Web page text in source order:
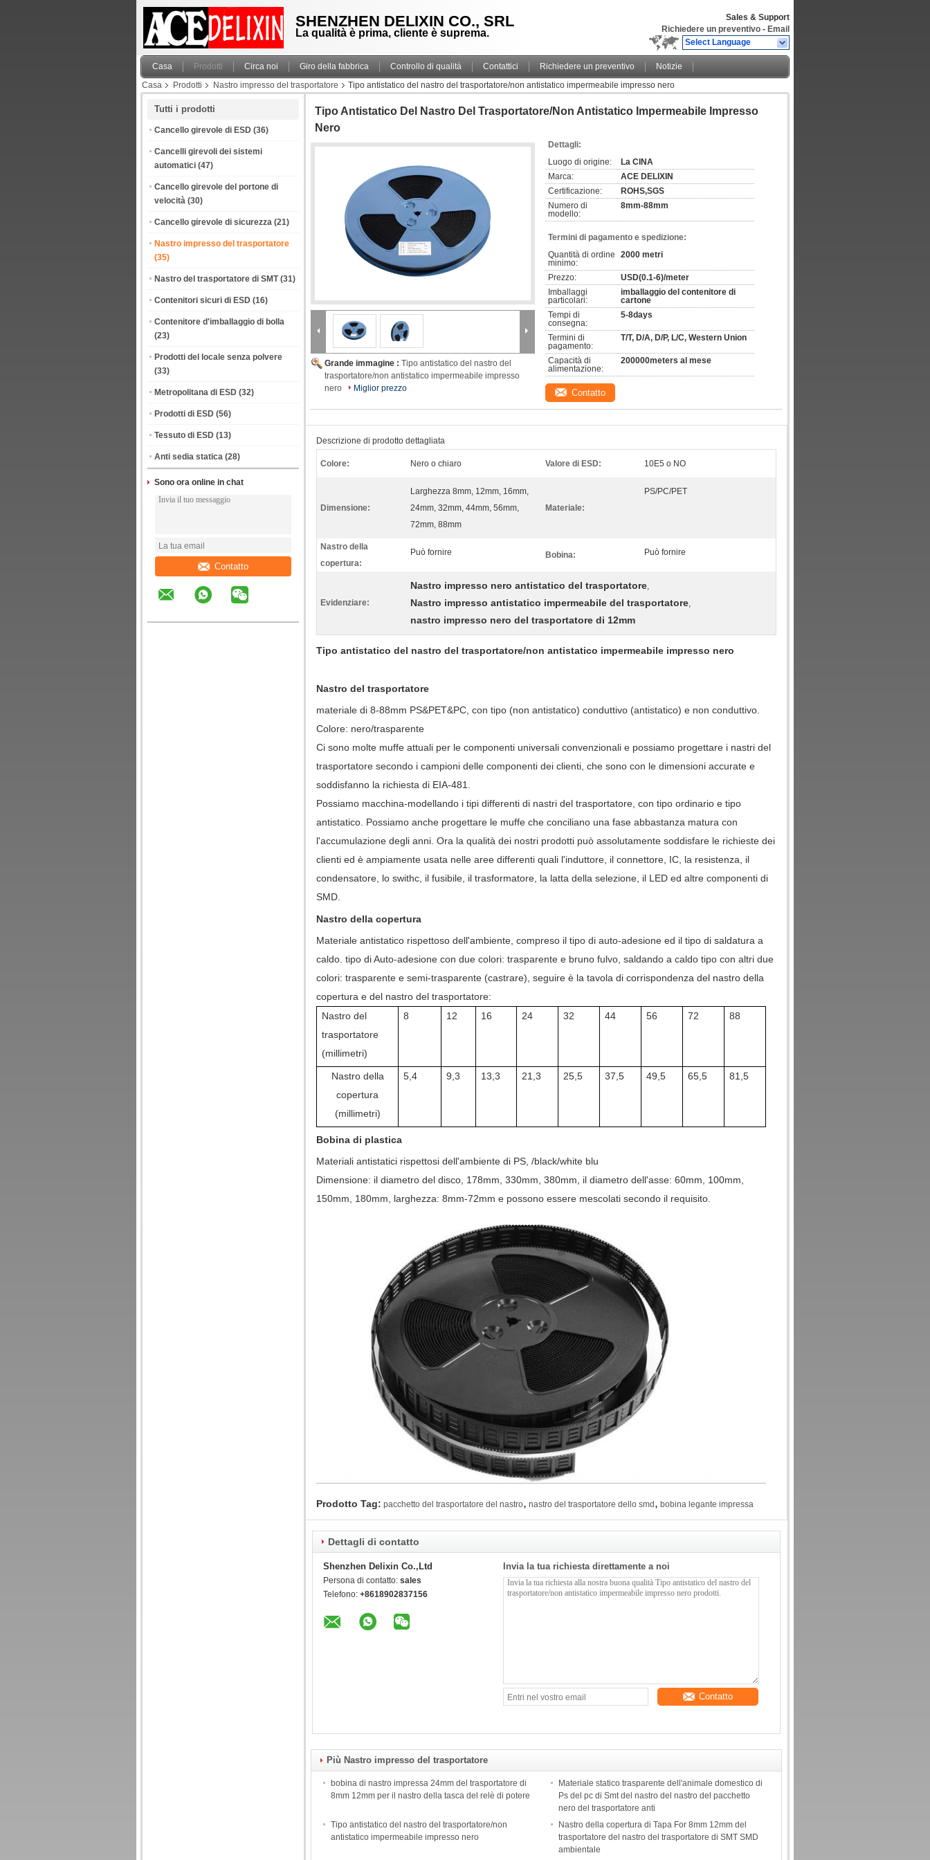
SHENZHEN DELIXIN CO., SRL
La qualità è prima, cliente è suprema.
Sales & Support
Richiedere un preventivo - Email
Select Language
Casa Prodotti Circa noi Giro della fabbrica Controllo di qualità Contattici Richiedere un preventivo
Notizie
Casa
Prodotti Nastro impresso del trasportatore Tipo antistatico del nastro del trasportatore/non antistatico impermeabile impresso nero
Tutti i prodotti
Cancello girevole di ESD (36)
Cancelli girevoli dei sistemi
automatici (47)
Cancello girevole del portone di
velocità (30)
Cancello girevole di sicurezza (21)
Nastro impresso del trasportatore
(35)
Nastro del trasportatore di SMT (31)
Contenitori sicuri di ESD (16)
Contenitore d'imballaggio di bolla
(23)
Prodotti del locale senza polvere
(33)
Metropolitana di ESD (32)
Prodotti di ESD (56)
Tessuto di ESD (13)
Anti sedia statica (28)
Sono ora online in chat
Contatto
Tipo Antistatico Del Nastro Del Trasportatore/non Antistatico Impermeabile Impresso
Nero
Grande immagine : Tipo antistatico del nastro del
trasportatore/non antistatico impermeabile impresso
nero
Miglior prezzo
Dettagli:
Luogo di origine:
La CINA
Marca:
ACE DELIXIN
Certificazione:
ROHS,SGS
Numero di
modello:
8mm-88mm
Termini di pagamento e spedizione:
Quantità di ordine
minimo:
2000 metri
Prezzo:
USD(0.1-6)/meter
Imballaggi
particolari:
imballaggio del contenitore di
cartone
Tempi di
consegna:
5-8days
Termini di
pagamento:
T/T, D/A, D/P, L/C, Western Union
Capacità di
alimentazione:
200000meters al mese
Contatto
Descrizione di prodotto dettagliata
Colore: Nero o chiaro Valore di ESD: 10E5 o NO
Dimensione:
Larghezza 8mm, 12mm, 16mm,
24mm, 32mm, 44mm, 56mm,
72mm, 88mm
Materiale:
PS/PC/PET
Nastro della
copertura:
Può fornire Bobina: Può fornire
Evidenziare:
Nastro impresso nero antistatico del trasportatore,
Nastro impresso antistatico impermeabile del trasportatore,
nastro impresso nero del trasportatore di 12mm
Tipo antistatico del nastro del trasportatore/non antistatico impermeabile impresso nero
Nastro del trasportatore
materiale di 8-88mm PS&PET&PC, con tipo (non antistatico) conduttivo (antistatico) e non conduttivo.
Colore: nero/trasparente
Ci sono molte muffe attuali per le componenti universali convenzionali e possiamo progettare i nastri del
trasportatore secondo i campioni delle componenti dei clienti, che sono con le dimensioni accurate e
soddisfanno la richiesta di EIA-481.
Possiamo macchina-modellando i tipi differenti di nastri del trasportatore, con tipo ordinario e tipo
antistatico. Possiamo anche progettare le muffe che conciliano una fase abbastanza matura con
l'accumulazione degli anni. Ora la qualità dei nostri prodotti può assolutamente soddisfare le richieste dei
clienti ed è ampiamente usata nelle aree differenti quali l'induttore, il connettore, IC, la resistenza, il
condensatore, lo swithc, il fusibile, il trasformatore, la latta della selezione, il LED ed altre componenti di
SMD.
Nastro della copertura
Materiale antistatico rispettoso dell'ambiente, compreso il tipo di auto-adesione ed il tipo di saldatura a
caldo. tipo di Auto-adesione con due colori: trasparente e bruno fulvo, saldando a caldo tipo con altri due
colori: trasparente e semi-trasparente (castrare), seguire è la tavola di corrispondenza del nastro della
copertura e del nastro del trasportatore:
Nastro del
trasportatore
(millimetri)
8 12 16 24 32 44 56 72 88
Nastro della
copertura
(millimetri)
5,4 9,3 13,3 21,3 25,5 37,5 49,5 65,5 81,5
Bobina di plastica
Materiali antistatici rispettosi dell'ambiente di PS, /black/white blu
Dimensione: il diametro del disco, 178mm, 330mm, 380mm, il diametro dell'asse: 60mm, 100mm,
150mm, 180mm, larghezza: 8mm-72mm e possono essere mescolati secondo il requisito.
Prodotto Tag: pacchetto del trasportatore del nastro, nastro del trasportatore dello smd , bobina legante impressa
Dettagli di contatto
Shenzhen Delixin Co.,Ltd
Persona di contatto: sales
Telefono: +8618902837156
Invia la tua richiesta direttamente a noi
Contatto
Più Nastro impresso del trasportatore
bobina di nastro impressa 24mm del trasportatore di
8mm 12mm per il nastro della tasca del relè di potere
Materiale statico trasparente dell'animale domestico di
Ps del pc di Smt del nastro del nastro del pacchetto
nero del trasportatore anti
Tipo antistatico del nastro del trasportatore/non
antistatico impermeabile impresso nero
Nastro della copertura di Tapa For 8mm 12mm del
trasportatore del nastro del trasportatore di SMT SMD
ambientale